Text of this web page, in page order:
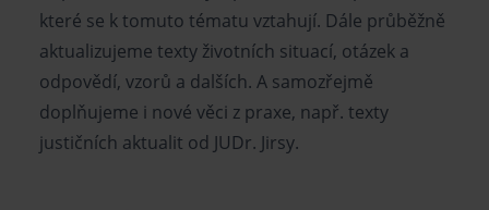
které se k tomuto tématu vztahují. Dále průběžně
aktualizujeme texty životních situací, otázek a
odpovědí, vzorů a dalších. A samozřejmě
doplňujeme i nové věci z praxe, např. texty
justičních aktualit od JUDr. Jirsy.